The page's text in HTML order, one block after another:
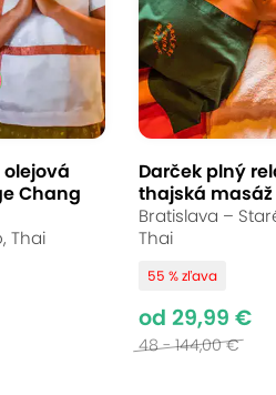
La Flora na vás
Doprajte si chvíle, kde
a načerpajte novú
olejová
Chang
Thai
Darček plný
thajská
Bratislava –
Thai
55 % zľava
od 29,99 €
48 - 144,00 €